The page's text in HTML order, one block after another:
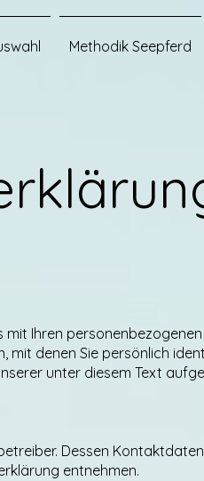
Methodik Seepferd
Ihren
mit denen Sie persönlich
unter diesem Text
Dessen
entnehmen.